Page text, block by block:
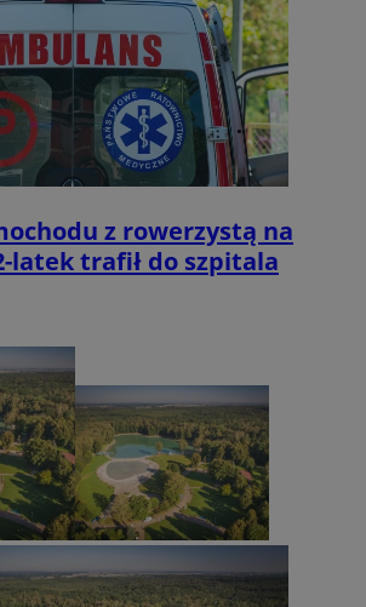
z rowerzystą na
latek trafił do szpitala